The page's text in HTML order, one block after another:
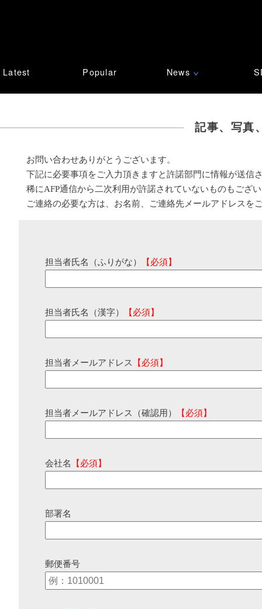
Latest Popular News ∨
記事、写真
お問い合わせありがとうございます。
下記に必要事項をご入力頂きますと許諾部門に情報が送信
稀にAFP通信から二次利用が許諾されていないものもござ
ご連絡の必要な方は、お名前、ご連絡先メールアドレスを
担当者氏名（ふりがな） 【必須】
担当者氏名（漢字） 【必須】
担当者メールアドレス 【必須】
担当者メールアドレス（確認用） 【必須】
会社名 【必須】
部署名
郵便番号